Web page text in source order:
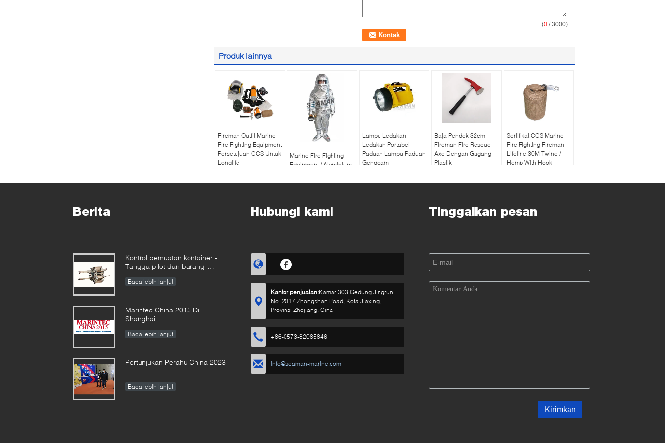
(0 / 3000)
Produk lainnya
Fireman Outfit Marine
Fire Fighting Equipment
Persetujuan CCS Untuk
Longlife
Marine Fire Fighting
Equipment / Aluminium
Heat Isolasi Fireman
Lampu Ledakan
Ledakan Portabel
Paduan Lampu Paduan
Genggam
Baja Pendek 32cm
Fireman Fire Rescue
Axe Dengan Gagang
Plastik
Sertifikat CCS Marine
Fire Fighting Fireman
Lifeline 30M Twine /
Hemp With Hook
Berita
Kontrol pemuatan kontainer -
Tangga pilot dan barang-
Baca lebih lanjut
Marintec China 2015 Di
Shanghai
Baca lebih lanjut
Pertunjukan Perahu China 2023
Baca lebih lanjut
Hubungi kami
Kantor penjualan:Kamar 303 Gedung Jingrun
No. 2017 Zhongshan Road, Kota Jiaxing,
Provinsi Zhejiang, Cina
+86-0573-82085846
info@seaman-marine.com
Tinggalkan pesan